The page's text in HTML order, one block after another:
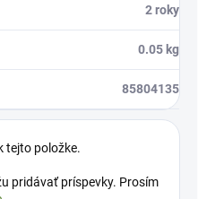
2 roky
0.05 kg
85804135
tejto položke.
pridávať príspevky. Prosím